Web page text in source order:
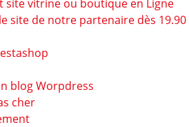
site vitrine ou boutique en Ligne
site de notre partenaire dès 19.90
blog Worpdress
cher